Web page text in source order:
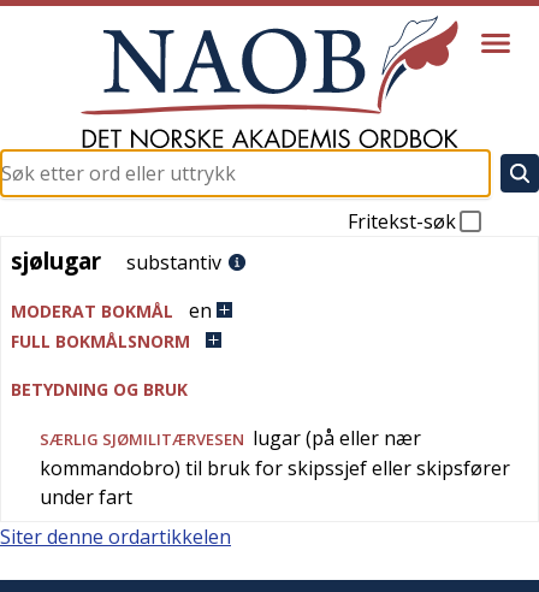
Fritekst-søk
sjølugar
sjølugar substantiv
MODERAT BOKMÅL en
FULL BOKMÅLSNORM
BETYDNING OG BRUK
SÆRLIG SJØMILITÆRVESEN lugar (på eller nær
kommandobro) til bruk for skipssjef eller skipsfører
under fart
Siter denne ordartikkelen